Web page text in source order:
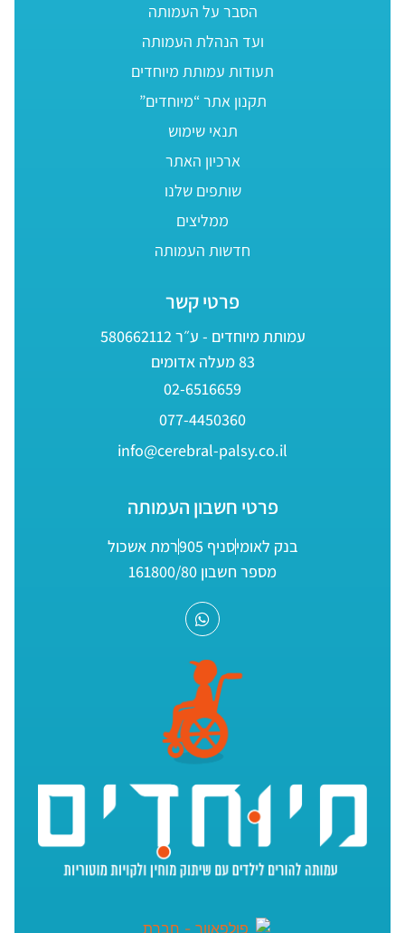
הסבר על העמותה
ועד הנהלת העמותה
תעודות עמותת מיוחדים
תקנון אתר “מיוחדים”
תנאי שימוש
ארכיון האתר
שותפים שלנו
ממליצים
חדשות העמותה
פרטי קשר
עמותת מיוחדים - ע״ר 580662112
83 מעלה אדומים
02-6516659
077-4450360
info@cerebral-palsy.co.il
פרטי חשבון העמותה
בנק לאומיסניף 905
רמת אשכול
מספר חשבון 161800/80